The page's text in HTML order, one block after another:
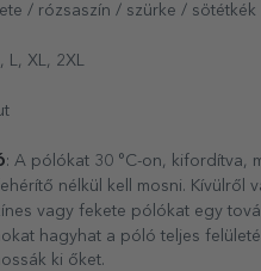
/ rózsaszín / szürke / sötétkék
L, XL, 2XL
: A pólókat 30 °C-on, kifordítva,
nélkül kell mosni. Kívülről
vagy fekete pólókat egy
hagyhat a póló teljes
ki őket.